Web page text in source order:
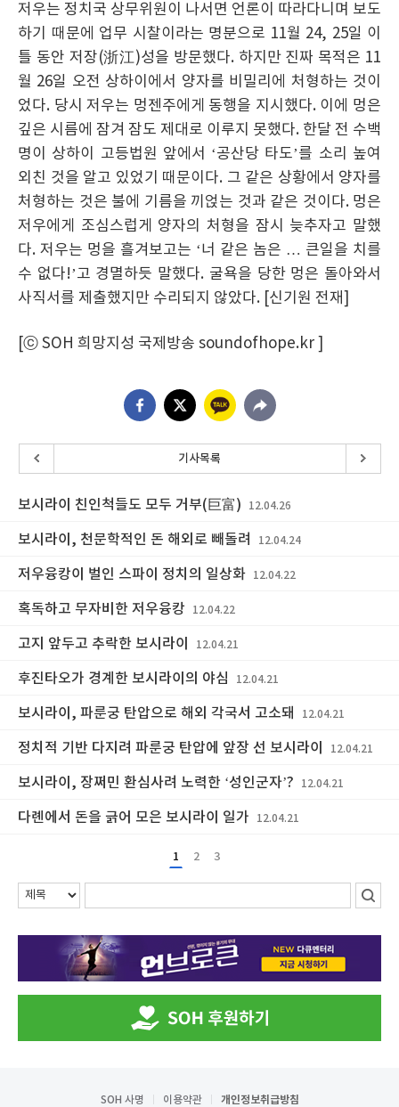
저우는 정치국 상무위원이 나서면 언론이 따라다니며 보도
하기 때문에 업무 시찰이라는 명분으로 11월 24, 25일 이
틀 동안 저장(浙江)성을 방문했다. 하지만 진짜 목적은 11
월 26일 오전 상하이에서 양자를 비밀리에 처형하는 것이
었다. 당시 저우는 멍젠주에게 동행을 지시했다. 이에 멍은
깊은 시름에 잠겨 잠도 제대로 이루지 못했다. 한달 전 수백
명이 상하이 고등법원 앞에서 ‘공산당 타도’를 소리 높여
외친 것을 알고 있었기 때문이다. 그 같은 상황에서 양자를
처형하는 것은 불에 기름을 끼얹는 것과 같은 것이다. 멍은
저우에게 조심스럽게 양자의 처형을 잠시 늦추자고 말했
다. 저우는 멍을 흘겨보고는 ‘너 같은 놈은 … 큰일을 치를
수 없다!’고 경멸하듯 말했다. 굴욕을 당한 멍은 돌아와서
사직서를 제출했지만 수리되지 않았다. [신기원 전재]
[ⓒ SOH 희망지성 국제방송 soundofhope.kr ]
기사목록
보시라이 친인척들도 모두 거부(巨富) 12.04.26
보시라이, 천문학적인 돈 해외로 빼돌려 12.04.24
저우융캉이 벌인 스파이 정치의 일상화 12.04.22
혹독하고 무자비한 저우융캉 12.04.22
고지 앞두고 추락한 보시라이 12.04.21
후진타오가 경계한 보시라이의 야심 12.04.21
보시라이, 파룬궁 탄압으로 해외 각국서 고소돼 12.04.21
정치적 기반 다지려 파룬궁 탄압에 앞장 선 보시라이 12.04.21
보시라이, 장쩌민 환심사려 노력한 ‘성인군자’? 12.04.21
다롄에서 돈을 긁어 모은 보시라이 일가 12.04.21
1 2 3
SOH 사명 이용약관 개인정보취급방침